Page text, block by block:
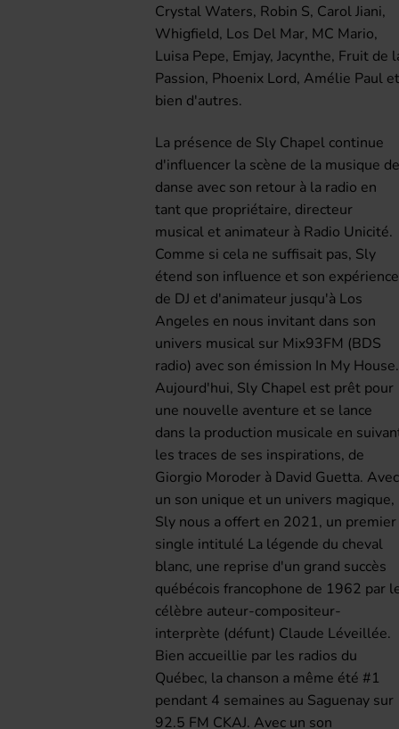
Crystal Waters, Robin S, Carol Jiani,
Whigfield, Los Del Mar, MC Mario,
Luisa Pepe, Emjay, Jacynthe, Fruit de
Passion, Phoenix Lord, Amélie Paul
bien d'autres.
La présence de Sly Chapel continue
d'influencer la scène de la musique
danse avec son retour à la radio en
tant que propriétaire, directeur
musical et animateur à Radio Unicité.
Comme si cela ne suffisait pas, Sly
étend son influence et son expérience
de DJ et d'animateur jusqu'à Los
Angeles en nous invitant dans son
univers musical sur Mix93FM (BDS
radio) avec son émission In My House.
Aujourd'hui, Sly Chapel est prêt pour
une nouvelle aventure et se lance
dans la production musicale en
les traces de ses inspirations, de
Giorgio Moroder à David Guetta. Avec
un son unique et un univers magique,
Sly nous a offert en 2021, un premier
single intitulé La légende du cheval
blanc, une reprise d'un grand succès
québécois francophone de 1962 par
célèbre auteur-compositeur-
interprète (défunt) Claude Léveillée.
Bien accueillie par les radios du
Québec, la chanson a même été #1
pendant 4 semaines au Saguenay sur
92.5 FM CKAJ. Avec un son